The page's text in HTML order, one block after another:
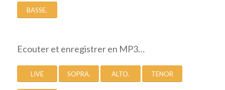
BASSE.
Ecouter et enregistrer en MP3…
LIVE SOPRA. ALTO. TENOR